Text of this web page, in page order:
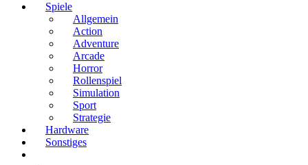
Spiele
Allgemein
Action
Adventure
Arcade
Horror
Rollenspiel
Simulation
Sport
Strategie
Hardware
Sonstiges